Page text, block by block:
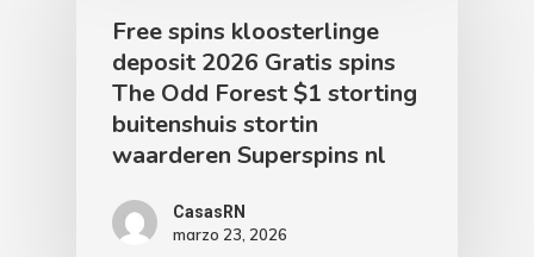
Free spins kloosterlinge
deposit 2026 Gratis spins
The Odd Forest $1 storting
buitenshuis stortin
waarderen Superspins nl
CasasRN
marzo 23, 2026